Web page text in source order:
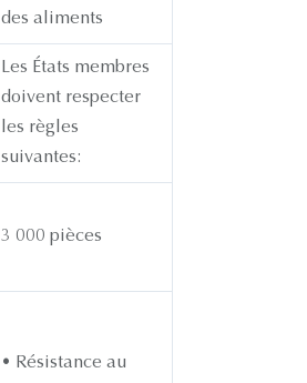
des aliments
Les États membres
doivent respecter
les règles
suivantes:
3 000 pièces
• Résistance au